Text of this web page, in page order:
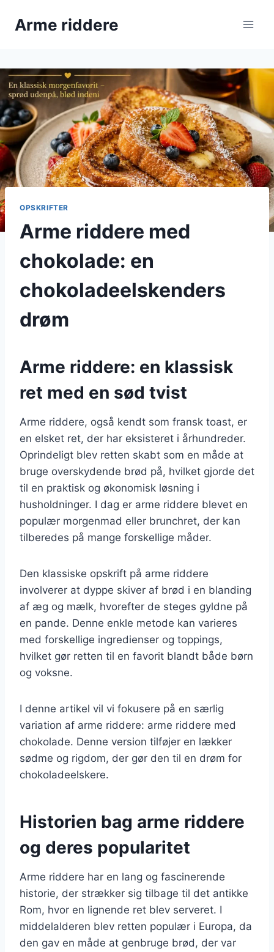
Arme riddere
OPSKRIFTER
Arme riddere med
chokolade: en
chokoladeelskenders
drøm
Arme riddere: en klassisk
ret med en sød tvist
Arme riddere, også kendt som fransk toast, er
en elsket ret, der har eksisteret i århundreder.
Oprindeligt blev retten skabt som en måde at
bruge overskydende brød på, hvilket gjorde det
til en praktisk og økonomisk løsning i
husholdninger. I dag er arme riddere blevet en
populær morgenmad eller brunchret, der kan
tilberedes på mange forskellige måder.
Den klassiske opskrift på arme riddere
involverer at dyppe skiver af brød i en blanding
af æg og mælk, hvorefter de steges gyldne på
en pande. Denne enkle metode kan varieres
med forskellige ingredienser og toppings,
hvilket gør retten til en favorit blandt både børn
og voksne.
I denne artikel vil vi fokusere på en særlig
variation af arme riddere: arme riddere med
chokolade. Denne version tilføjer en lækker
sødme og rigdom, der gør den til en drøm for
chokoladeelskere.
Historien bag arme riddere
og deres popularitet
Arme riddere har en lang og fascinerende
historie, der strækker sig tilbage til det antikke
Rom, hvor en lignende ret blev serveret. I
middelalderen blev retten populær i Europa, da
den gav en måde at genbruge brød, der var